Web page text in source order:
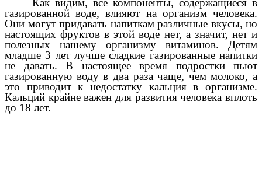
Как видим,все компоненты, содержащиеся в
газированной воде, влияют на организм человека.
Они могут придавать напиткам различные вкусы, но
настоящих фруктов в этой воде нет, а значит, нет и
полезных нашему организму витаминов. Детям
младше 3 лет лучше сладкие газированные напитки
не давать. В настоящее время подростки пьют
газированную воду в два раза чаще, чем молоко, а
это приводит к недостатку кальция в организме.
Кальций крайне важен для развития человека вплоть
до 18 лет.